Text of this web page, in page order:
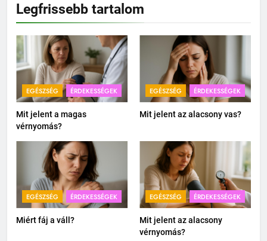
Legfrissebb tartalom
EGÉSZSÉG ÉRDEKESSÉGEK
Mit jelent a magas
vérnyomás?
EGÉSZSÉG ÉRDEKESSÉGEK
Mit jelent az alacsony vas?
EGÉSZSÉG ÉRDEKESSÉGEK
Miért fáj a váll?
EGÉSZSÉG ÉRDEKESSÉGEK
Mit jelent az alacsony
vérnyomás?